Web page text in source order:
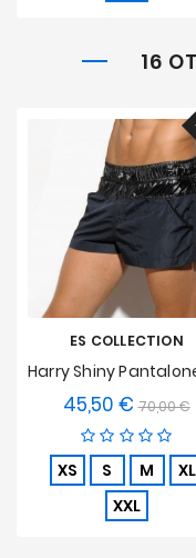
16
ES COLLECTION
45,50 € Precio
base
70,00 €
XS S M
XL
XXL